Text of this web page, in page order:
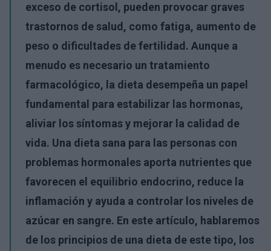
exceso de cortisol, pueden provocar graves
trastornos de salud, como fatiga, aumento de
peso o dificultades de fertilidad. Aunque a
menudo es necesario un tratamiento
farmacológico, la dieta desempeña un papel
fundamental para estabilizar las hormonas,
aliviar los síntomas y mejorar la calidad de
vida. Una dieta sana para las personas con
problemas hormonales aporta nutrientes que
favorecen el equilibrio endocrino, reduce la
inflamación y ayuda a controlar los niveles de
azúcar en sangre. En este artículo, hablaremos
de los principios de una dieta de este tipo, los